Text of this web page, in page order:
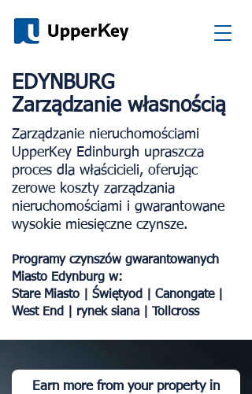
EDYNBURG
Zarządzanie własnością
Zarządzanie nieruchomościami
UpperKey Edinburgh upraszcza
proces dla właścicieli, oferując
zerowe koszty zarządzania
nieruchomościami i gwarantowane
wysokie miesięczne czynsze.
Programy czynszów gwarantowanych
Miasto Edynburg w:
Stare Miasto | Świętyod | Canongate |
West End | rynek siana | Tollcross
Earn more from your property in